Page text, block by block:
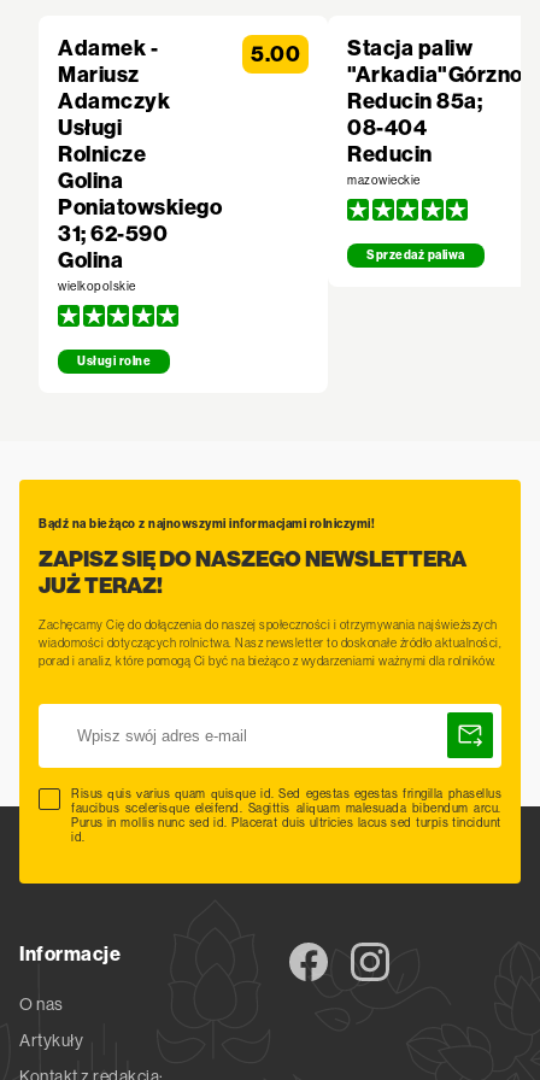
Adamek -
Mariusz
Adamczyk
Usługi
Rolnicze
Golina
Poniatowskiego
31; 62-590
Golina
wielkopolskie
Usługi rolne
5.00
Stacja paliw
"Arkadia"Górzno
Reducin 85a;
08-404
Reducin
mazowieckie
Sprzedaż paliwa
Bądź na bieżąco z najnowszymi informacjami rolniczymi!
ZAPISZ SIĘ DO NASZEGO NEWSLETTERA
JUŻ TERAZ!
Zachęcamy Cię do dołączenia do naszej społeczności i otrzymywania najświeższych
wiadomości dotyczących rolnictwa. Nasz newsletter to doskonałe źródło aktualności,
porad i analiz, które pomogą Ci być na bieżąco z wydarzeniami ważnymi dla rolników.
Risus quis varius quam quisque id. Sed egestas egestas fringilla phasellus
faucibus scelerisque eleifend. Sagittis aliquam malesuada bibendum arcu.
Purus in mollis nunc sed id. Placerat duis ultricies lacus sed turpis tincidunt
id.
Informacje
O nas
Artykuły